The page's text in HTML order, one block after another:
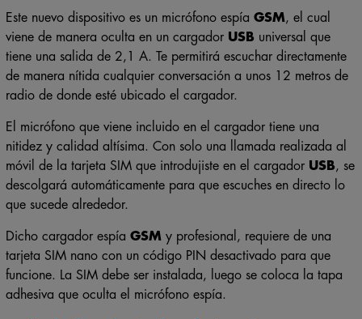
viene de manera oculta en un cargadorUSBuniversal que
tiene una salida de 2,1 A. Te permitirá escuchar directamente
de manera nítida cualquier conversación a unos 12 metros de
radio de donde esté ubicado el cargador.
nitidez y calidad altísima. Con solo una llamada realizada al
móvil de la tarjeta SIM que introdujiste en el cargadorUSB , se
descolgará automáticamente para que escuches en directo lo
que sucede alrededor.
tarjeta SIM nano con un código PIN desactivado para que
funcione. La SIM debe ser instalada, luego se coloca la tapa
adhesiva que oculta el micrófono espía.